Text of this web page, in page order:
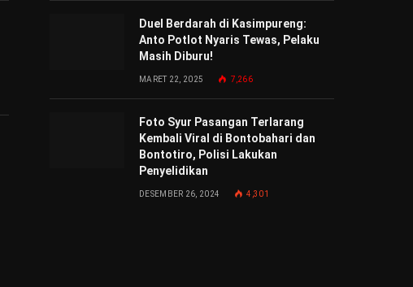
Duel Berdarah di Kasimpureng:
Anto Potlot Nyaris Tewas, Pelaku
Masih Diburu!
MARET 22, 2025 7,266
Foto Syur Pasangan Terlarang
Kembali Viral di Bontobahari dan
Bontotiro, Polisi Lakukan
Penyelidikan
DESEMBER 26, 2024 4,301